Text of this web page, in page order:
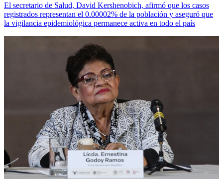
El secretario de Salud, David Kershenobich, afirmó que los casos
registrados representan el 0.00002% de la población y aseguró que
la vigilancia epidemiológica permanece activa en todo el país